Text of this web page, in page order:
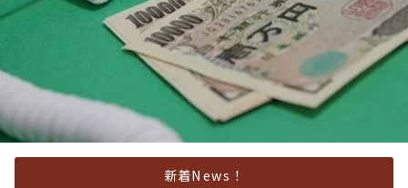
新着News！